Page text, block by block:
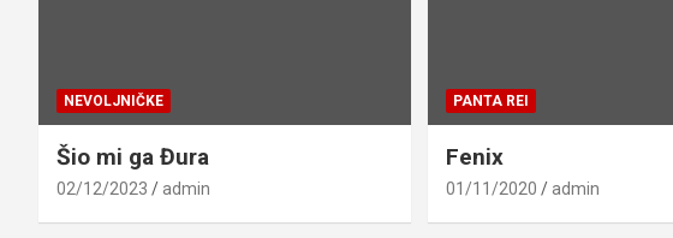
NEVOLJNIČKE
Šio mi ga Đura
02/12/2023 admin
PANTA REI
Fenix
01/11/2020 admin